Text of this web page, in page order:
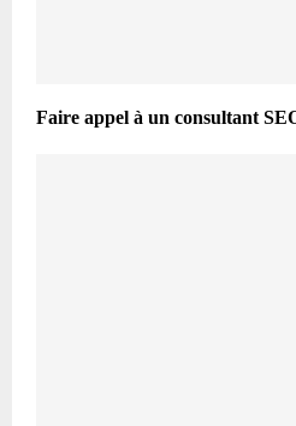
Faire appel à un consultant